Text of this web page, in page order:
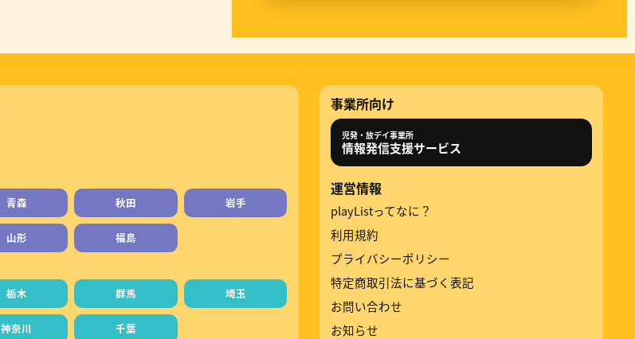
青森 秋田 岩手
山形
福島
栃木 群馬 埼玉
神奈川
千葉
事業所向け
児発・放デイ事業所
情報発信支援サービス
運営情報
playListってなに？
利用規約
プライバシーポリシー
特定商取引法に基づく表記
お問い合わせ
お知らせ